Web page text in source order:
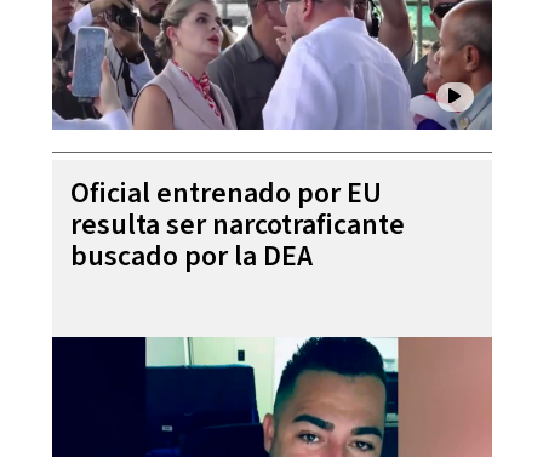
Oficial entrenado por EU
resulta ser narcotraficante
buscado por la DEA